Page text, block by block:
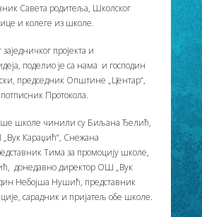
Савета родитеља, Школског
и колеге из школе.
пројекта и
поделио је са нама и господин
председник Општине „Центар“,
Протокола.
школе чинили су Биљана Ђелић,
Караџић“, Снежана
Тима за промоцију школе,
донедавно директор ОШ „Вук
Небојша Нушић, представник
сарадник и пријатељ обе школе.